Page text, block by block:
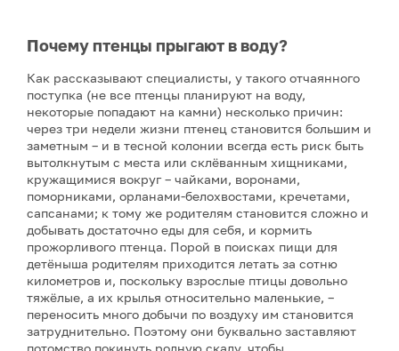
Почему птенцы прыгают в воду?
Как рассказывают специалисты, у такого отчаянного
поступка (не все птенцы планируют на воду,
некоторые попадают на камни) несколько причин:
через три недели жизни птенец становится большим и
заметным – и в тесной колонии всегда есть риск быть
вытолкнутым с места или склёванным хищниками,
кружащимися вокруг – чайками, воронами,
поморниками, орланами-белохвостами, кречетами,
сапсанами; к тому же родителям становится сложно и
добывать достаточно еды для себя, и кормить
прожорливого птенца. Порой в поисках пищи для
детёныша родителям приходится летать за сотню
километров и, поскольку взрослые птицы довольно
тяжёлые, а их крылья относительно маленькие, –
переносить много добычи по воздуху им становится
затруднительно. Поэтому они буквально заставляют
потомство покинуть родную скалу, чтобы